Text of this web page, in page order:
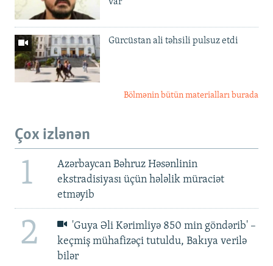
Gürcüstan ali təhsili pulsuz etdi
Bölmənin bütün materialları burada
Çox izlənən
1
Azərbaycan Bəhruz Həsənlinin
ekstradisiyası üçün hələlik müraciət
etməyib
2
'Guya Əli Kərimliyə 850 min göndərib' –
keçmiş mühafizəçi tutuldu, Bakıya verilə
bilər